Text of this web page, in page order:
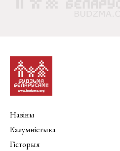
Навіны
Калумністыка
Гісторыя